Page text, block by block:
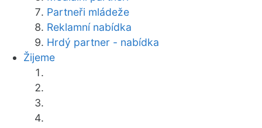
Partneři mládeže
Reklamní nabídka
Hrdý partner - nabídka
Žijeme